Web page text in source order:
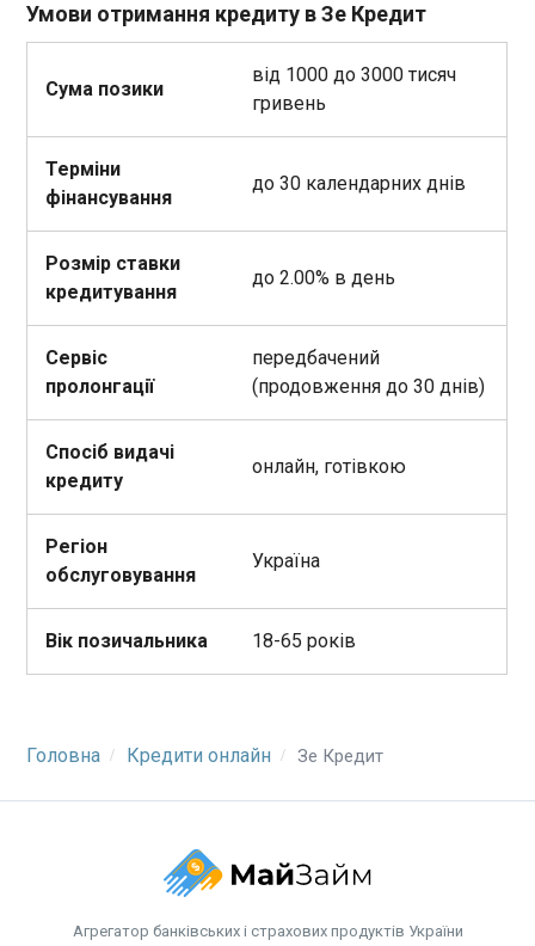
Умови отримання кредиту в Зе Кредит
Сума позики
від 1000 до 3000 тисяч
гривень
Терміни
фінансування
до 30 календарних днів
Розмір ставки
кредитування
до 2.00% в день
Сервіс
пролонгації
передбачений
(продовження до 30 днів)
Спосіб видачі
кредиту
онлайн, готівкою
Регіон
обслуговування
Україна
Вік позичальника 18-65 років
Головна Кредити онлайн Зе Кредит
Агрегатор банківських і страхових продуктів України